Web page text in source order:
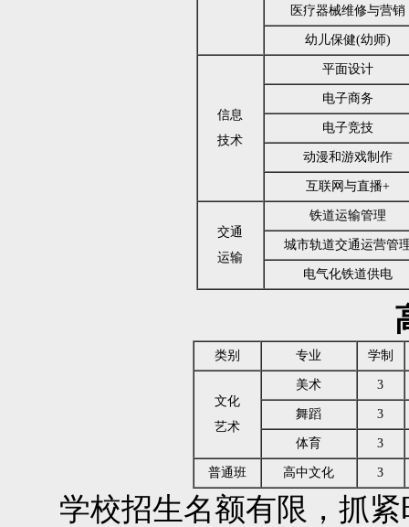
医疗器械维修与营销
幼儿保健(幼师)
信息
技术
平面设计
电子商务
电子竞技
动漫和游戏制作
互联网与直播+
交通
运输
铁道运输管理
城市轨道交通运营管
电气化铁道供电
类别 专业 学制
文化
艺术
美术 3
舞蹈 3
体育 3
普通班 高中文化 3
学校招生名额有限，抓紧